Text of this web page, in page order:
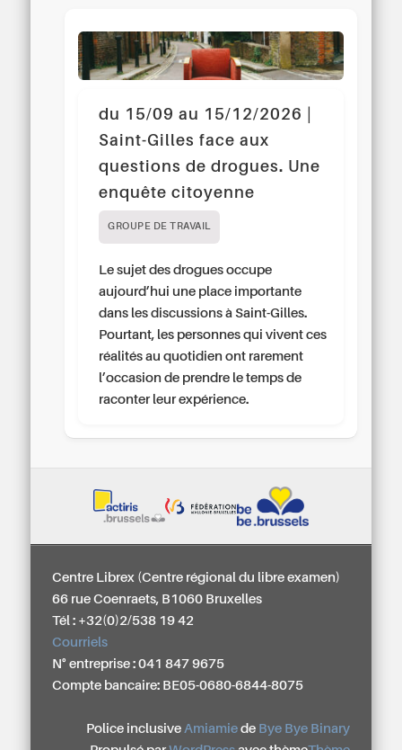
du 15/09 au 15/12/2026 |
Saint-Gilles face aux
questions de drogues. Une
enquête citoyenne
GROUPE DE TRAVAIL
Le sujet des drogues occupe
aujourd’hui une place importante
dans les discussions à Saint-Gilles.
Pourtant, les personnes qui vivent ces
réalités au quotidien ont rarement
l’occasion de prendre le temps de
raconter leur expérience.
Centre Librex (Centre régional du libre examen)
66 rue Coenraets, B1060 Bruxelles
Tél : +32(0)2/538 19 42
Courriels
N° entreprise : 041 847 9675
Compte bancaire: BE05-0680-6844-8075
Police inclusive Amiamiede Bye Bye Binary